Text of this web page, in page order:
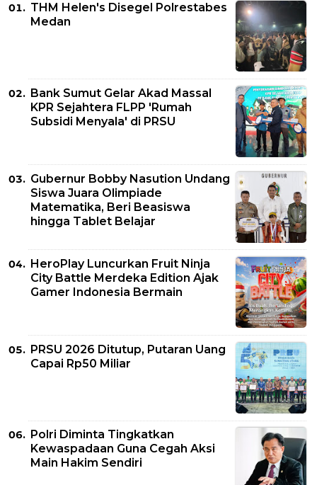
THM Helen's Disegel Polrestabes
Medan
Bank Sumut Gelar Akad Massal
KPR Sejahtera FLPP 'Rumah
Subsidi Menyala' di PRSU
Gubernur Bobby Nasution Undang
Siswa Juara Olimpiade
Matematika, Beri Beasiswa
hingga Tablet Belajar
HeroPlay Luncurkan Fruit Ninja
City Battle Merdeka Edition Ajak
Gamer Indonesia Bermain
PRSU 2026 Ditutup, Putaran Uang
Capai Rp50 Miliar
Polri Diminta Tingkatkan
Kewaspadaan Guna Cegah Aksi
Main Hakim Sendiri